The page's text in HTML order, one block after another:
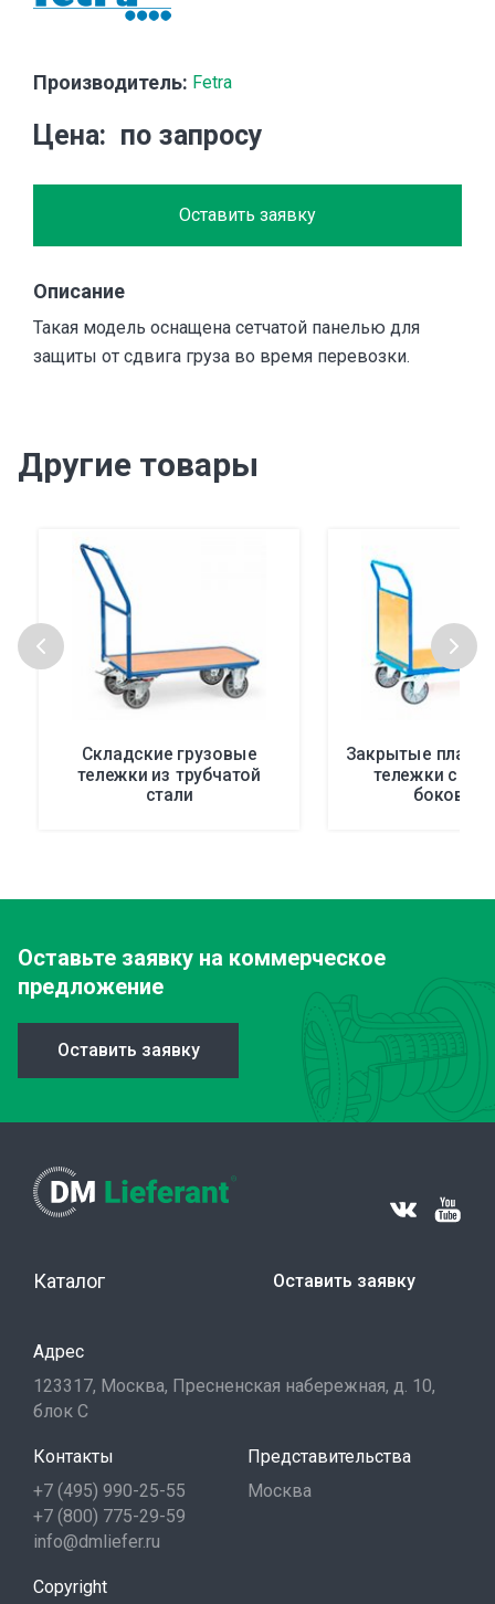
Производитель: Fetra
Цена по запросу
Оставить заявку
Описание
Такая модель оснащена сетчатой панелью для
защиты от сдвига груза во время перевозки.
Другие товары
Складские грузовые
тележки из трубчатой
стали
Закрытые
тележки с
Оставьте заявку на коммерческое
предложение
Оставить заявку
Каталог Оставить заявку
Адрес
123317, Москва, Пресненская набережная, д. 10,
блок С
Контакты
+7 (495) 990-25-55
+7 (800) 775-29-59
info@dmliefer.ru
Представительства
Москва
Copyright